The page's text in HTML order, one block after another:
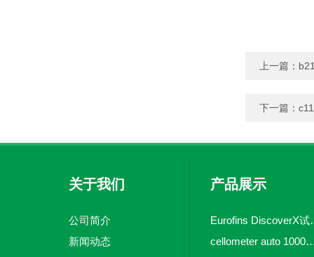
上一篇：
下一篇：
关于我们
公司简介
新闻动态
产品展示
cellometer auto 1000全自